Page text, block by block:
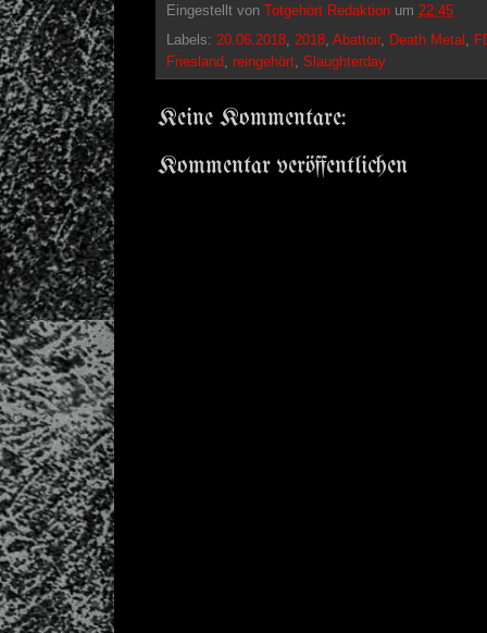
Eingestellt von Totgehört Redaktion um 22:45
Labels: 20.06.2018 2018 Abattoir, Death Metal
Friesland reingehört Slaughterday
Keine Kommentare:
Kommentar veröffentlichen